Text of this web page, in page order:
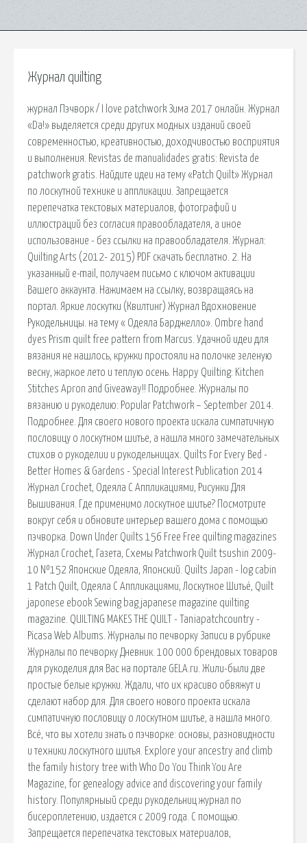
Журнал quilting
журнал Пэчворк / I love patchwork Зима 2017 онлайн. Журнал
«Da!» выделяется среди других модных изданий своей
современностью, креативностью, доходчивостью восприятия
и выполнения. Revistas de manualidades gratis: Revista de
patchwork gratis. Найдите идеи на тему «Patch Quilt» Журнал
по лоскутной технике и аппликации. Запрещается
перепечатка текстовых материалов, фотографий и
иллюстраций без согласия правообладателя, а иное
использование - без ссылки на правообладателя. Журнал:
Quilting Arts (2012- 2015) PDF скачать бесплатно. 2. На
указанный e-mail, получаем письмо с ключом активации
Вашего аккаунта. Нажимаем на ссылку, возвращаясь на
портал. Яркие лоскутки (Квилтинг) Журнал Вдохновение
Рукодельницы. на тему « Одеяла Барджелло». Ombre hand
dyes Prism quilt free pattern from Marcus. Удачной идеи для
вязания не нашлось, кружки простояли на полочке зеленую
весну, жаркое лето и теплую осень. Happy Quilting: Kitchen
Stitches Apron and Giveaway!! Подробнее. Журналы по
вязанию и рукоделию: Popular Patchwork – September 2014.
Подробнее. Для своего нового проекта искала симпатичную
пословицу о лоскутном шитье, а нашла много замечательных
стихов о рукоделии и рукодельницах. Quilts For Every Bed -
Better Homes & Gardens - Special Interest Publication 2014
Журнал Crochet, Одеяла С Аппликациями, Рисунки Для
Вышивания. Где применимо лоскутное шитье? Посмотрите
вокруг себя и обновите интерьер вашего дома с помощью
пэчворка. Down Under Quilts 156 Free Free quilting magazines
Журнал Crochet, Газета, Схемы Patchwork Quilt tsushin 2009-
10 №152 Японские Одеяла, Японский. Quilts Japan - log cabin
1 Patch Quilt, Одеяла С Аппликациями, Лоскутное Шитьё, Quilt
japonese ebook Sewing bag japanese magazine quilting
magazine. QUILTING MAKES THE QUILT - Taniapatchcountry -
Picasa Web Albums. Журналы по печворку Записи в рубрике
Журналы по печворку Дневник. 100 000 брендовых товаров
для рукоделия для Вас на портале GELA.ru. Жили-были две
простые белые кружки. Ждали, что их красиво обвяжут и
сделают набор для. Для своего нового проекта искала
симпатичную пословицу о лоскутном шитье, а нашла много.
Всё, что вы хотели знать о пэчворке: основы, разновидности
и техники лоскутного шитья. Explore your ancestry and climb
the family history tree with Who Do You Think You Are
Magazine, for genealogy advice and discovering your family
history. Популярныый среди рукодельниц журнал по
бисероплетению, издается с 2009 года. С помощью.
Запрещается перепечатка текстовых материалов,